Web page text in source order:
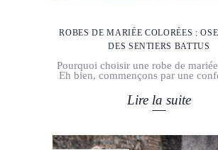
ROBES DE MARIÉE COLORÉES :
DES SENTIERS BATTUS
Pourquoi choisir une robe de
Eh bien, commençons par une
Lire la suite